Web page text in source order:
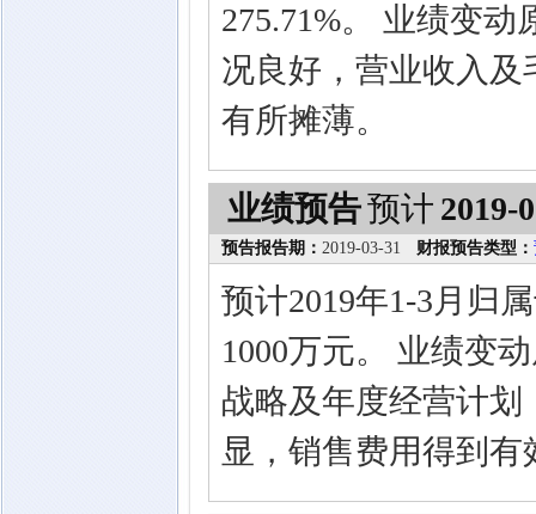
275.71%。 业绩变
况良好，营业收入
有所摊薄。
业绩预告预计 2019-
预告报告期： 2019-03-31 财报预告类型：
预计2019年1-3月归
1000万元。 业绩变
战略及年度经营计
显，销售费用得到